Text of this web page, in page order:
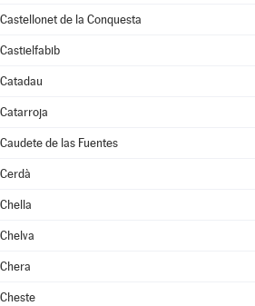
Castellonet de la Conquesta
Castielfabib
Catadau
Catarroja
Caudete de las Fuentes
Cerdà
Chella
Chelva
Chera
Cheste